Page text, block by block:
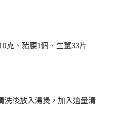
克、豬腰1個、生薑33片
洗後放入湯煲，加入適量清